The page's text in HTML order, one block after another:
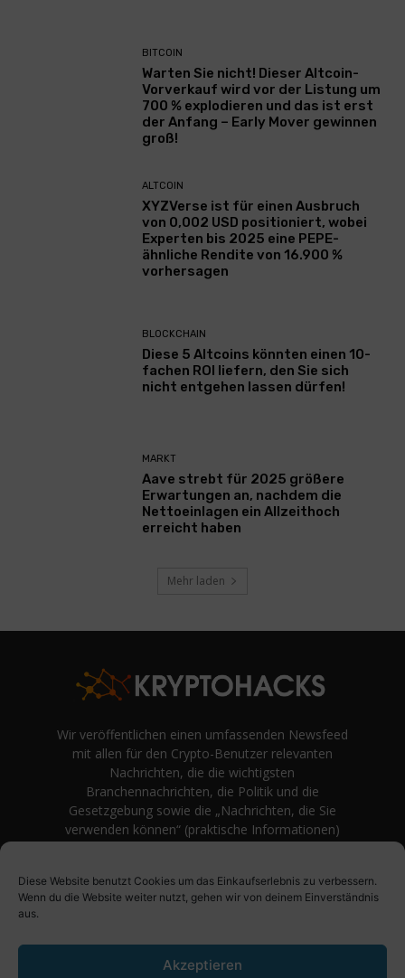
Diese Website benutzt Cookies um das Einkaufserlebnis zu verbessern.
Wenn du die Website weiter nutzt, gehen wir von deinem Einverständnis
aus.
Akzeptieren
BITCOIN
Warten Sie nicht! Dieser Altcoin-
Vorverkauf wird vor der Listung um
700 % explodieren und das ist erst
der Anfang – Early Mover gewinnen
groß!
ALTCOIN
XYZVerse ist für einen Ausbruch
von 0,002 USD positioniert, wobei
Experten bis 2025 eine PEPE-
ähnliche Rendite von 16.900 %
vorhersagen
BLOCKCHAIN
Diese 5 Altcoins könnten einen 10-
fachen ROI liefern, den Sie sich
nicht entgehen lassen dürfen!
MARKT
Aave strebt für 2025 größere
Erwartungen an, nachdem die
Nettoeinlagen ein Allzeithoch
erreicht haben
Mehr laden
Wir veröffentlichen einen umfassenden Newsfeed
mit allen für den Crypto-Benutzer relevanten
Nachrichten, die die wichtigsten
Branchennachrichten, die Politik und die
Gesetzgebung sowie die „Nachrichten, die Sie
verwenden können“ (praktische Informationen)
Meinungen rund um Kryptowährung. Einfache
Logik und Beispiele aus der Praxis werden vor
bevorzugt.